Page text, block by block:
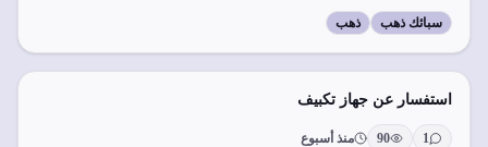
سبائك ذهب ذهب
استفسار عن جهاز تكبيف
1
90 منذ أسبوع